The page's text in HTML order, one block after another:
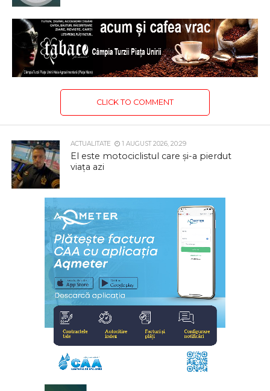
CLICK TO COMMENT
ACTUALITATE 1 AUGUST 2026, 20:29
El este motociclistul care și-a pierdut
viața azi